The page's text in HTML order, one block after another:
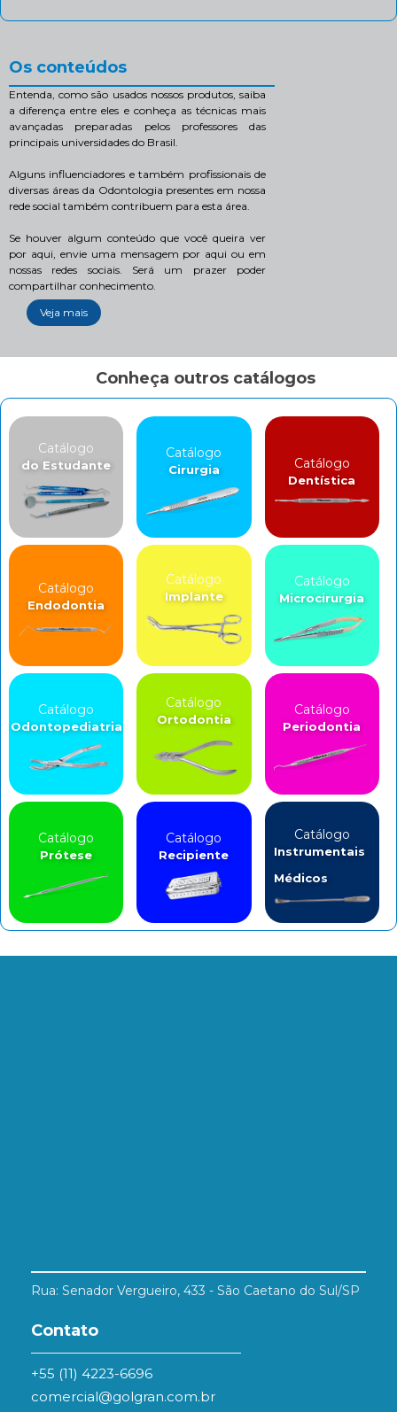
Os conteúdos
Entenda, como são usados nossos produtos, saiba
a diferença entre eles e conheça as técnicas mais
avançadas preparadas pelos professores das
principais universidades do Brasil.
Alguns influenciadores e também profissionais de
diversas áreas da Odontologia presentes em nossa
rede social também contribuem para esta área.
Se houver algum conteúdo que você queira ver
por aqui, envie uma mensagem por aqui ou em
nossas redes sociais. Será um prazer poder
compartilhar conhecimento.
Veja mais
Conheça outros catálogos
Catálogo
do Estudante
Catálogo
Cirurgia Catálogo
Dentística
Catálogo
Endodontia
Catálogo
Implante
Catálogo
Microcirurgia
Catálogo
Odontopediatria
Catálogo
Ortodontia
Catálogo
Periodontia
Catálogo
Prótese
Catálogo
Recipiente
Catálogo
Instrumentais
Médicos
Rua: Senador Vergueiro, 433 - São Caetano do Sul/SP
Contato
+55 (11) 4223-6696
comercial@golgran.com.br